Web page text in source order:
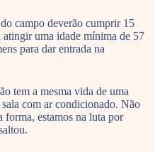
campo deverão cumprir 15
uma idade mínima de 57
para dar entrada na
tem a mesma vida de uma
com ar condicionado. Não
forma, estamos na luta por